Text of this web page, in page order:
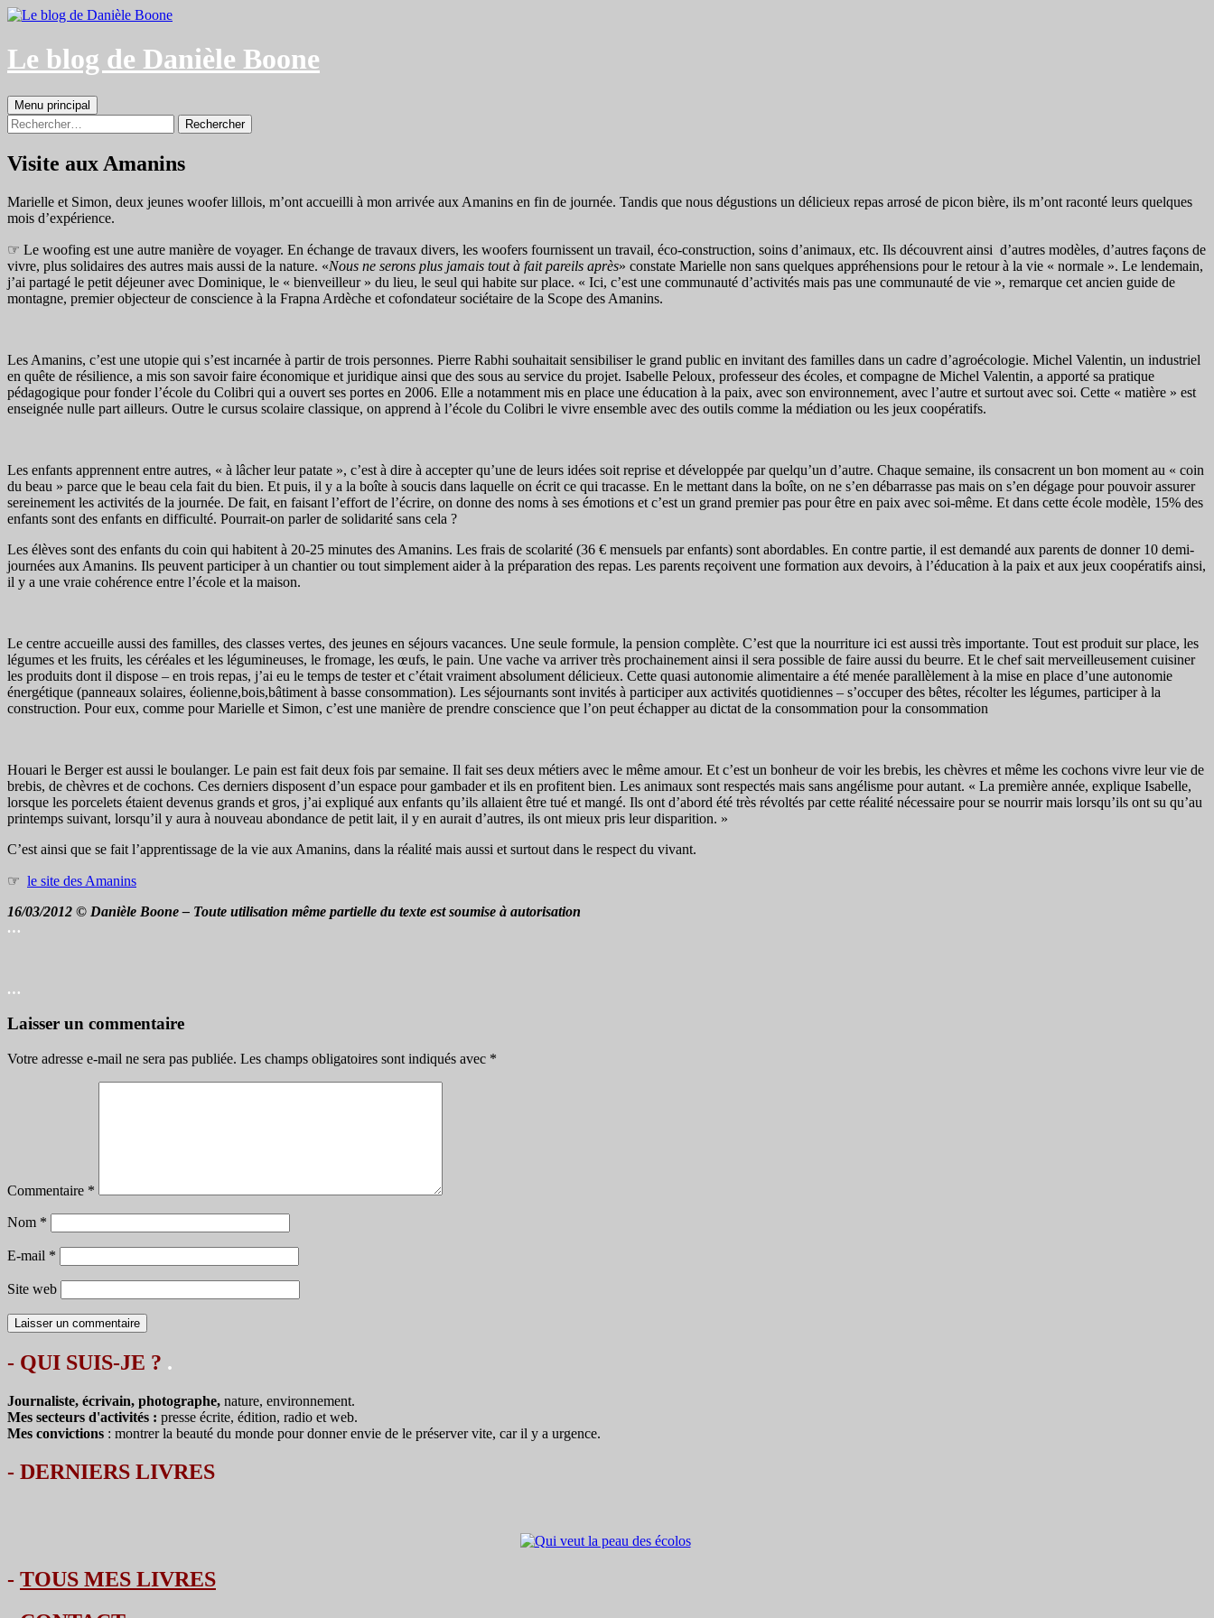
Aller
contenu
Le blog de Danièle Boone
Recherche
Menu principal
Rechercher :
Visite aux Amanins
Marielle et Simon, deux jeunes woofer lillois, m’ont accueilli à mon arrivée aux Amanins en fin de journée. Tandis que nous dégustions un délicieux repas arrosé de picon bière, ils m’ont raconté leurs quelques
mois d’expérience.
☞ Le woofing est une autre manière de voyager. En échange de travaux divers, les woofers fournissent un travail, éco-construction, soins d’animaux, etc. Ils découvrent ainsi d’autres modèles, d’autres façons de
vivre, plus solidaires des autres mais aussi de la nature. «Nous ne serons plus jamais tout à fait pareils après» constate Marielle non sans quelques appréhensions pour le retour à la vie « normale ». Le lendemain,
j’ai partagé le petit déjeuner avec Dominique, le « bienveilleur » du lieu, le seul qui habite sur place. « Ici, c’est une communauté d’activités mais pas une communauté de vie », remarque cet ancien guide de
montagne, premier objecteur de conscience à la Frapna Ardèche et cofondateur sociétaire de la Scope des Amanins.
Les Amanins, c’est une utopie qui s’est incarnée à partir de trois personnes. Pierre Rabhi souhaitait sensibiliser le grand public en invitant des familles dans un cadre d’agroécologie. Michel Valentin, un industriel
en quête de résilience, a mis son savoir faire économique et juridique ainsi que des sous au service du projet. Isabelle Peloux, professeur des écoles, et compagne de Michel Valentin, a apporté sa pratique
pédagogique pour fonder l’école du Colibri qui a ouvert ses portes en 2006. Elle a notamment mis en place une éducation à la paix, avec son environnement, avec l’autre et surtout avec soi. Cette « matière » est
enseignée nulle part ailleurs. Outre le cursus scolaire classique, on apprend à l’école du Colibri le vivre ensemble avec des outils comme la médiation ou les jeux coopératifs.
Les enfants apprennent entre autres, « à lâcher leur patate », c’est à dire à accepter qu’une de leurs idées soit reprise et développée par quelqu’un d’autre. Chaque semaine, ils consacrent un bon moment au « coin
du beau » parce que le beau cela fait du bien. Et puis, il y a la boîte à soucis dans laquelle on écrit ce qui tracasse. En le mettant dans la boîte, on ne s’en débarrasse pas mais on s’en dégage pour pouvoir assurer
sereinement les activités de la journée. De fait, en faisant l’effort de l’écrire, on donne des noms à ses émotions et c’est un grand premier pas pour être en paix avec soi-même. Et dans cette école modèle, 15% des
enfants sont des enfants en difficulté. Pourrait-on parler de solidarité sans cela ?
Les élèves sont des enfants du coin qui habitent à 20-25 minutes des Amanins. Les frais de scolarité (36 € mensuels par enfants) sont abordables. En contre partie, il est demandé aux parents de donner 10 demi-
journées aux Amanins. Ils peuvent participer à un chantier ou tout simplement aider à la préparation des repas. Les parents reçoivent une formation aux devoirs, à l’éducation à la paix et aux jeux coopératifs ainsi,
il y a une vraie cohérence entre l’école et la maison.
Le centre accueille aussi des familles, des classes vertes, des jeunes en séjours vacances. Une seule formule, la pension complète. C’est que la nourriture ici est aussi très importante. Tout est produit sur place, les
légumes et les fruits, les céréales et les légumineuses, le fromage, les œufs, le pain. Une vache va arriver très prochainement ainsi il sera possible de faire aussi du beurre. Et le chef sait merveilleusement cuisiner
les produits dont il dispose – en trois repas, j’ai eu le temps de tester et c’était vraiment absolument délicieux. Cette quasi autonomie alimentaire a été menée parallèlement à la mise en place d’une autonomie
énergétique (panneaux solaires, éolienne,bois,bâtiment à basse consommation). Les séjournants sont invités à participer aux activités quotidiennes – s’occuper des bêtes, récolter les légumes, participer à la
construction. Pour eux, comme pour Marielle et Simon, c’est une manière de prendre conscience que l’on peut échapper au dictat de la consommation pour la consommation
Houari le Berger est aussi le boulanger. Le pain est fait deux fois par semaine. Il fait ses deux métiers avec le même amour. Et c’est un bonheur de voir les brebis, les chèvres et même les cochons vivre leur vie de
brebis, de chèvres et de cochons. Ces derniers disposent d’un espace pour gambader et ils en profitent bien. Les animaux sont respectés mais sans angélisme pour autant. « La première année, explique Isabelle,
lorsque les porcelets étaient devenus grands et gros, j’ai expliqué aux enfants qu’ils allaient être tué et mangé. Ils ont d’abord été très révoltés par cette réalité nécessaire pour se nourrir mais lorsqu’ils ont su qu’au
printemps suivant, lorsqu’il y aura à nouveau abondance de petit lait, il y en aurait d’autres, ils ont mieux pris leur disparition. »
C’est ainsi que se fait l’apprentissage de la vie aux Amanins, dans la réalité mais aussi et surtout dans le respect du vivant.
☞ le site des Amanins
16/03/2012 © Danièle Boone – Toute utilisation même partielle du texte est soumise à autorisation
…
…
Laisser un commentaire
Votre adresse e-mail ne sera pas publiée. Les champs obligatoires sont indiqués avec *
Commentaire *
Nom *
E-mail *
Site web
- QUI SUIS-JE ? .
Journaliste, écrivain, photographe, nature, environnement.
Mes secteurs d'activités : presse écrite, édition, radio et web.
Mes convictions : montrer la beauté du monde pour donner envie de le préserver vite, car il y a urgence.
- DERNIERS LIVRES
- TOUS MES LIVRES